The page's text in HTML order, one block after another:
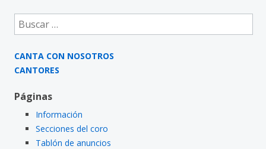
Buscar:
CANTA CON NOSOTROS
CANTORES
Páginas
Información
Secciones del coro
Tablón de anuncios